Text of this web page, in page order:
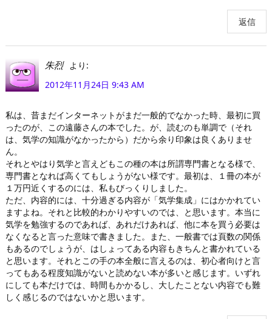
返信
朱烈
より:
2012年11月24日 9:43 AM
私は、昔まだインターネットがまだ一般的でなかった時、最初に買
ったのが、この遠藤さんの本でした。が、読むのも単調で（それ
は、気学の知識がなかったから）だから余り印象は良くありませ
ん。
それとやはり気学と言えどもこの種の本は所謂専門書となる様で、
専門書となれば高くてもしょうがない様です。最初は、１冊の本が
１万円近くするのには、私もびっくりしました。
ただ、内容的には、十分過ぎる内容が「気学集成」にはかかれてい
ますよね。それと比較的わかりやすいのでは、と思います。本当に
気学を勉強するのであれば、あれだけあれば、他に本を買う必要は
なくなると言った意味で書きました。また、一般書では頁数の関係
もあるのでしょうが、はしょってある内容もきちんと書かれている
と思います。それとこの手の本全般に言えるのは、初心者向けと言
ってもある程度知識がないと読めない本が多いと感じます。いずれ
にしても本だけでは、時間もかかるし、大したことない内容でも難
しく感じるのではないかと思います。